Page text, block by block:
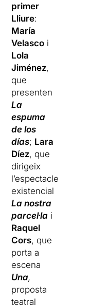
primer
Lliure:
María
Velasco i
Lola
Jiménez,
que
presenten
La
espuma
de los
días; Lara
Díez, que
dirigeix
l’espectacle
existencial
La nostra
parcel·la i
Raquel
Cors, que
porta a
escena
Una,
proposta
teatral